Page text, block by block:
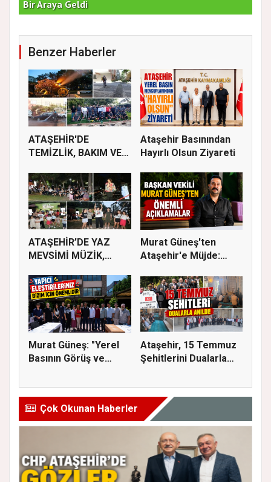
Bir Araya Geldi
Benzer Haberler
ATAŞEHİR'DE
TEMİZLİK, BAKIM VE
Ataşehir Basınından
Hayırlı Olsun Ziyareti
ATAŞEHİR’DE YAZ
MEVSİMİ MÜZİK,
Murat Güneş'ten
Ataşehir'e Müjde:
Murat Güneş: "Yerel
Basının Görüş ve
Ataşehir, 15 Temmuz
Şehitlerini Dualarla
Çok Okunan Haberler